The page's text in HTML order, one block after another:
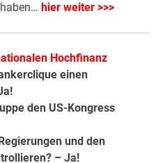
hier weiter >>>
Hochfinanz
einen
den US-Kongress
und den
– Ja!